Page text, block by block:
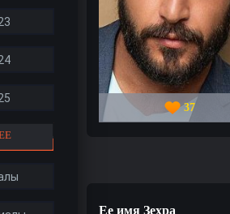
37
Ее имя Зехра